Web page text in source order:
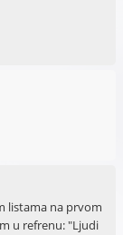
listama na prvom
u refrenu: "Ljudi